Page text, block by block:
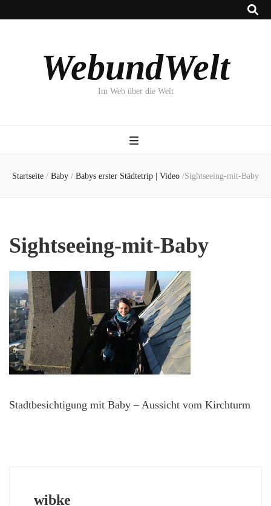
WebundWelt
Im Web über die Welt
Startseite / Baby / Babys erster Städtetrip | Video /Sightseeing-mit-Baby
Sightseeing-mit-Baby
Stadtbesichtigung mit Baby – Aussicht vom Kirchturm
wibke